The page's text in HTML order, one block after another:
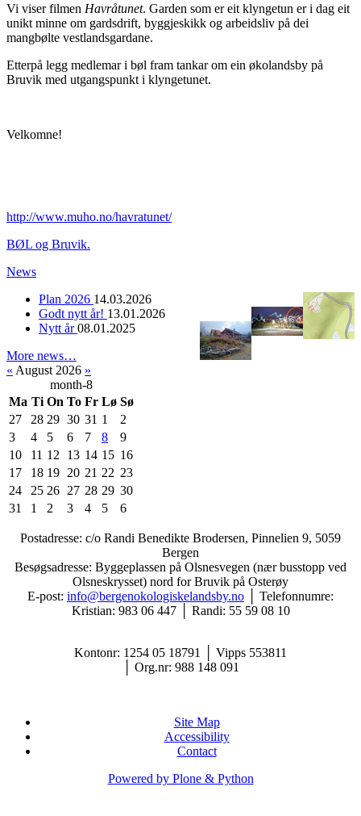
Vi viser filmen Havråtunet. Garden som er eit klyngetun er i dag eit
unikt minne om gardsdrift, byggjeskikk og arbeidsliv på dei
mangbølte vestlandsgardane.
Etterpå legg medlemar i bøl fram tankar om ein økolandsby på
Bruvik med utgangspunkt i klyngetunet.
Velkomne!
http://www.muho.no/havratunet/
BØL og Bruvik.
News
Plan 2026 14.03.2026
Godt nytt år! 13.01.2026
Nytt år08.01.2025
More news…
« August 2026 »
month-8
Ma Ti On To Fr Lø Sø
27
28 29 30 31 1
2
3
4 5 6 7 8
9
10
11 12 13 14 15 16
17
18 19 20 21 22 23
24
25 26 27 28 29 30
31
1 2 3 4 5 6
Postadresse: c/o Randi Benedikte Brodersen, Pinnelien 9, 5059
Bergen
Besøgsadresse: Byggeplassen på Olsnesvegen (nær busstopp ved
Olsneskrysset) nord for Bruvik på Osterøy
E-post: info@bergenokologiskelandsby.no │ Telefonnumre:
Kristian: 983 06 447 │ Randi: 55 59 08 10
Kontonr: 1254 05 18791 Vipps 553811
Org.nr: 988 148 091
Site Map
Accessibility
Contact
Powered by Plone & Python